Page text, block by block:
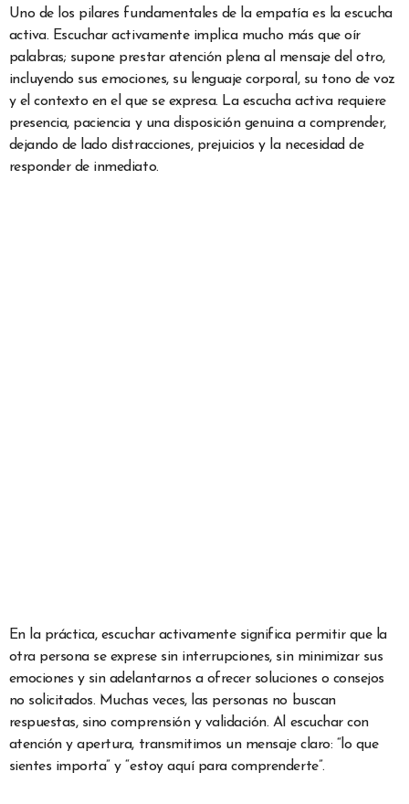
Uno de los pilares fundamentales de la empatía es la escucha
activa. Escuchar activamente implica mucho más que oír
palabras; supone prestar atención plena al mensaje del otro,
incluyendo sus emociones, su lenguaje corporal, su tono de voz
y el contexto en el que se expresa. La escucha activa requiere
presencia, paciencia y una disposición genuina a comprender,
dejando de lado distracciones, prejuicios y la necesidad de
responder de inmediato.
En la práctica, escuchar activamente significa permitir que la
otra persona se exprese sin interrupciones, sin minimizar sus
emociones y sin adelantarnos a ofrecer soluciones o consejos
no solicitados. Muchas veces, las personas no buscan
respuestas, sino comprensión y validación. Al escuchar con
atención y apertura, transmitimos un mensaje claro: “lo que
sientes importa” y “estoy aquí para comprenderte”.